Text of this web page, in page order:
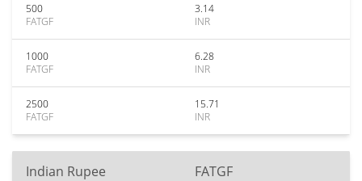
500
FATGF
3.14
INR
1000
FATGF
6.28
INR
2500
FATGF
15.71
INR
Indian Rupee FATGF